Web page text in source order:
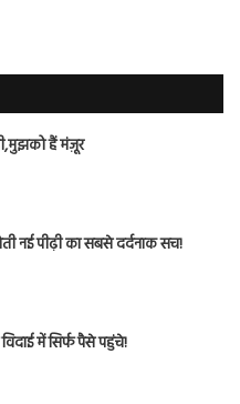
हैं मंज़ूर
नई पीढ़ी का सबसे दर्दनाक सच!
में सिर्फ पैसे पहुंचे!